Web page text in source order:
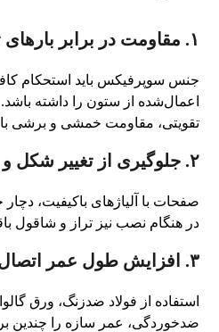
۱. مقاومت در برابر بارهای ثقلی و جانبی
جنس سوپرفیکس باید استحکام
اعمال‌شده از ستون را داشته باشد.
تقویتی، مقاومت خمشی و برشی
۲. جلوگیری از تغییر شکل و اعوجاج
صفحات با آلیاژهای باکیفیت،
در هنگام نصب نیز تراز و شاقول
۳. افزایش طول عمر اتصال
استفاده از فولاد ضدزنگ، ورق
ضدخوردگی، عمر سازه را چندین